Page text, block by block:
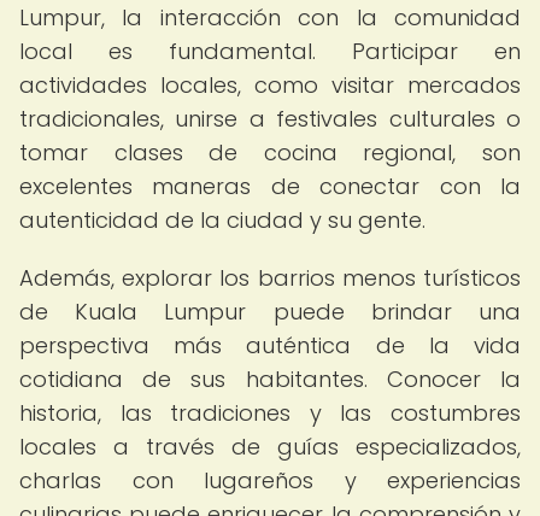
Lumpur, la interacción con la comunidad
local es fundamental. Participar en
actividades locales, como visitar mercados
tradicionales, unirse a festivales culturales o
tomar clases de cocina regional, son
excelentes maneras de conectar con la
autenticidad de la ciudad y su gente.
Además, explorar los barrios menos turísticos
de Kuala Lumpur puede brindar una
perspectiva más auténtica de la vida
cotidiana de sus habitantes. Conocer la
historia, las tradiciones y las costumbres
locales a través de guías especializados,
charlas con lugareños y experiencias